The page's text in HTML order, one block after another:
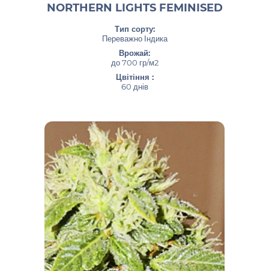
NORTHERN LIGHTS FEMINISED
Тип сорту:
Переважно Індика
Врожай:
до 700 гр/м2
Цвітіння :
60 днів